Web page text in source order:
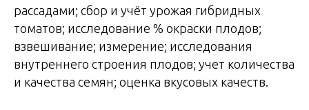
рассадами; сбор и учёт урожая гибридных
томатов; исследование % окраски плодов;
взвешивание; измерение; исследования
внутреннего строения плодов; учет количества
и качества семян; оценка вкусовых качеств.